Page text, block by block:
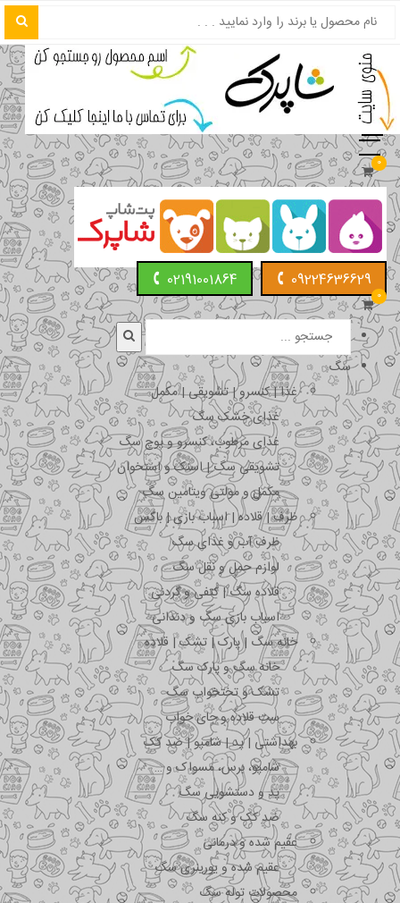
0
09224636629
02191001864
0
سگ
غذا | کنسرو | تشویقی | مکمل
غذای خشک سگ
غذای مرطوب، کنسرو و پوچ سگ
تشویقی سگ | اسنک و استخوان
مکمل و مولتی ویتامین سگ
ظرف | قلاده | اسباب بازی | باکس
ظرف آب و غذای سگ
لوازم حمل و نقل سگ
قلاده سگ | کتفی و گردنی
اسباب بازی سگ و دندانی
خانه سگ | پارک | تشک | قلاده
خانه سگ و پارک سگ
تشک و تختخواب سگ
ست قلاده و جای خواب
بهداشتی | پد | شامپو | ضد کک
شامپو، برس، مسواک و …
پد و دستشویی سگ
ضد کک و کنه سگ
عقیم شده و درمانی
عقیم شده و یورینری سگ
محصولات توله سگ